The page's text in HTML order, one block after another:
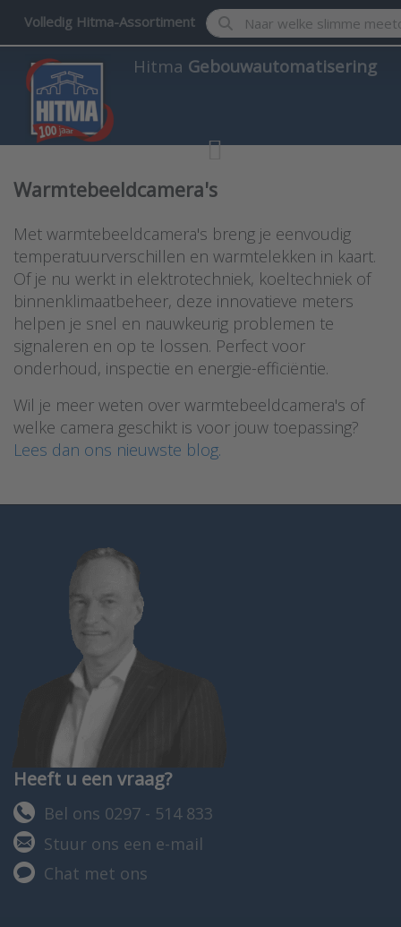
Volledig Hitma-Assortiment Enter a search term.
Hitma Gebouwautomatisering
Warmtebeeldcamera's
Met warmtebeeldcamera's breng je eenvoudig
temperatuurverschillen en warmtelekken in kaart.
Of je nu werkt in elektrotechniek, koeltechniek of
binnenklimaatbeheer, deze innovatieve meters
helpen je snel en nauwkeurig problemen te
signaleren en op te lossen. Perfect voor
onderhoud, inspectie en energie-efficiëntie.
Wil je meer weten over warmtebeeldcamera's of
welke camera geschikt is voor jouw toepassing?
Lees dan ons nieuwste blog.
Heeft u een vraag?
Bel ons 0297 - 514 833
Stuur ons een e-mail
Chat met ons